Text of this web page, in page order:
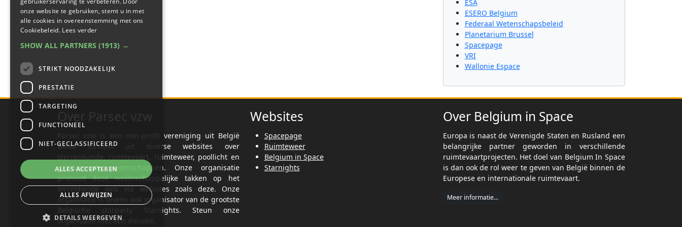
ESA
ESERO Belgium
Federaal Wetenschapsbeleid
Planetarium Brussel
Spacepage
VRI
Wallonie Espace
Parsec vzw is een non-profit vereniging uit België
welke bestaat uit diverse websites over
sterrenkunde, ruimtevaart, ruimteweer, poollicht en
gerelateerde wetenschappen. Onze organisatie
promoot deze wetenschappelijke takken op het
wereldwijde web via websites zoals deze. Onze
organisatie is tevens ook organisator van de grootste
Belgische starparty Starnights. Steun onze
organisatie met een donatie.
Websites
Spacepage
Ruimteweer
Belgium in Space
Starnights
Over Belgium in Space
Europa is naast de Verenigde Staten en Rusland een
belangrijke partner geworden in verschillende
ruimtevaartprojecten. Het doel van Belgium In Space
is dan ook de rol weer te geven van België binnen de
Europese en internationale ruimtevaart.
Meer informatie...
onze website te gebruiken, stemt u in met
alle cookies in overeenstemming met ons
Cookiebeleid. Lees verder
SHOW ALL PARTNERS (1913) →
STRIKT NOODZAKELIJK
PRESTATIE
TARGETING
FUNCTIONEEL
NIET-GECLASSIFICEERD
ALLES ACCEPTEREN
ALLES AFWIJZEN
DETAILS WEERGEVEN